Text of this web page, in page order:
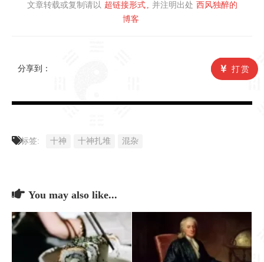
文章转载或复制请以 超链接形式 并注明出处 西风独醉的
博客
分享到： 打赏
标签: 十神 十神扎堆 混杂
You may also like...